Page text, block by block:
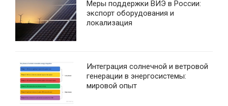
Меры поддержки ВИЭ в России:
экспорт оборудования и
локализация
Интеграция солнечной и ветровой
генерации в энергосистемы:
мировой опыт